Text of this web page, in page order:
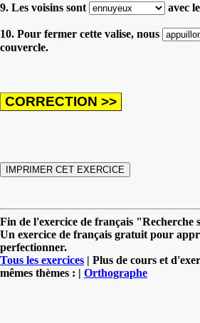
9. Les voisins sont avec
10. Pour fermer cette valise, nous
couvercle.
Fin de l'exercice de français "Recherche
Un exercice de français gratuit pour
perfectionner.
Tous les exercices | Plus de cours et
mêmes thèmes : | Orthographe